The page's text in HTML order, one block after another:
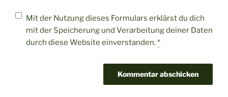
Mit der Nutzung dieses Formulars erklärst du dich
mit der Speicherung und Verarbeitung deiner Daten
durch diese Website einverstanden.*